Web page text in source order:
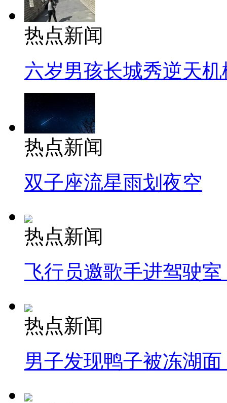
热点新闻
六岁男孩长城秀逆天机
热点新闻
双子座流星雨划夜空
热点新闻
飞行员邀歌手进驾驶
热点新闻
男子发现鸭子被冻湖